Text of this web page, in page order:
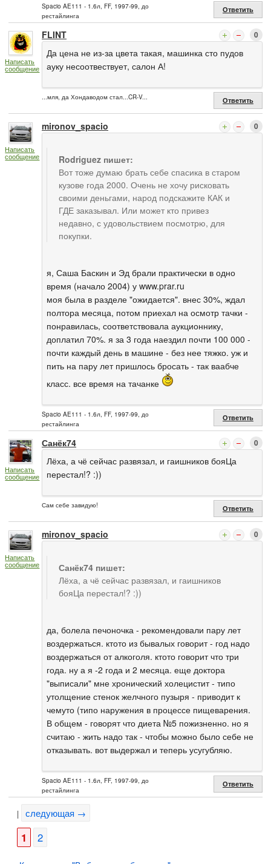
Spacio AE111 - 1.6л, FF, 1997-99, до
рестайлинга
Ответить
Написать
сообщение
FLINT 0
Да цена не из-за цвета такая, машинка сто пудов
ауку несоотвествует, салон А!
...мля, да Хондаводом стал...CR-V... Ответить
Написать
сообщение
mironov_spacio 0
Rodriguez пишет:
Вот тоже думаю брать себе спасика в старом
кузове года 2000. Очень не хочу рисковать
своими деньгами, народ подскажите КАК и
ГДЕ заказывал. Или может кто привез
недавно, с удовольствием посмотрю, для
покупки.
я, Саша Баскин и Эд брали практически в одно
время (начало 2004) у www.prar.ru
моя была в разделе "ожидается". внес 30%, ждал
полтора месяца, потом приехал на осмотр тачки -
понравилась, соответствовала аукционнику,
доплатил 70%. я за 3 года наездил почти 100 000 -
почти каждый день в машине - без нее тяжко. уж и
пить на пару лет пришлось бросать - так ваабче
класс. все время на тачанке
Spacio AE111 - 1.6л, FF, 1997-99, до
рестайлинга
Ответить
Написать
сообщение
Санёк74 0
Лёха, а чё сейчас развязал, и гаишников бояЦа
перестал!? :))
Сам себе завидую! Ответить
Написать
сообщение
mironov_spacio 0
Санёк74 пишет:
Лёха, а чё сейчас развязал, и гаишников
бояЦа перестал!? :))
да, болела печоночка - рекомендовали пару лет
воздержаться. ктото из бывалых говорит - год надо
воздержаться от алкоголя. ктото говорит что три
года. ну а я -2 года и 2 месяца. еще доктора
"выписали" мне хронический холецистит - типо
утолщение стенок желчного пузыря - приводит к
чемуто (типо наружения в процессе пищеварения.
В общем - говорят что диета №5 пожизненно. но я
считаю - жить надо так - чтобы можно было себе не
отказывать. вот выдержал и теперь усугубляю.
Spacio AE111 - 1.6л, FF, 1997-99, до
рестайлинга
Ответить
| следующая →
1 2